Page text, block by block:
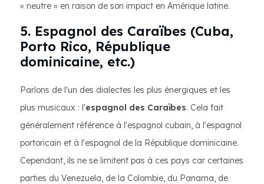
« neutre » en raison de son impact en Amérique latine.
5. Espagnol des Caraïbes (Cuba,
Porto Rico, République
dominicaine, etc.)
Parlons de l'un des dialectes les plus énergiques et les
plus musicaux : l'espagnol des Caraïbes. Cela fait
généralement référence à l'espagnol cubain, à l'espagnol
portoricain et à l'espagnol de la République dominicaine.
Cependant, ils ne se limitent pas à ces pays car certaines
parties du Venezuela, de la Colombie, du Panama, de